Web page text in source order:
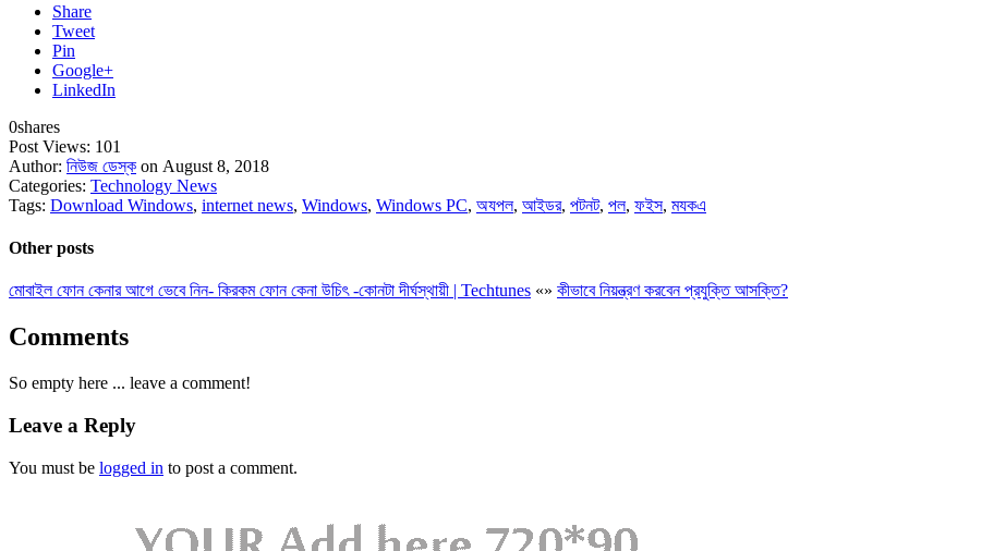
Share
Tweet
Pin
Google+
LinkedIn
0shares
Post Views: 101
Author: নিউজ ডেস্ক on August 8, 2018
Categories: Technology News
Tags: Download Windows, internet news, Windows, Windows PC, অযপল, আইডর, পটনট, পল, ফইস, মযকএ
Other posts
মোবাইল ফোন কেনার আগে ভেবে নিন- কিরকম ফোন কেনা উচিৎ -কোনটা দীর্ঘস্থায়ী | Techtunes «» কীভাবে নিয়ন্ত্রণ করবেন প্রযুক্তি আসক্তি?
Comments
So empty here ... leave a comment!
Leave a Reply
You must be logged in to post a comment.